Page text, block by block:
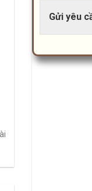
Gửi yêu